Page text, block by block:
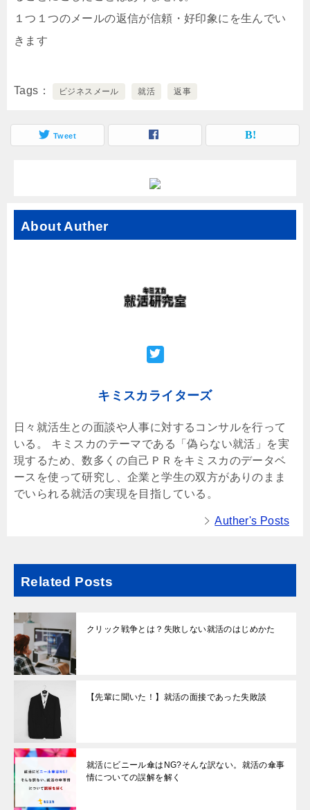
１つ１つのメールの返信が信頼・好印象にを生んでい
きます
Tags ビジネスメール 就活 返事
Tweet
About Auther
キミスカライターズ
日々就活生との面談や人事に対するコンサルを行って
いる。 キミスカのテーマである「偽らない就活」を実
現するため、数多くの自己ＰＲをキミスカのデータベ
ースを使って研究し、企業と学生の双方がありのまま
でいられる就活の実現を目指している。
Auther's Posts
Related Posts
クリック戦争とは？失敗しない就活のはじめかた
【先輩に聞いた！】就活の面接であった失敗談
就活にビニール傘はNG?そんな訳ない。就活の傘事
情についての誤解を解く